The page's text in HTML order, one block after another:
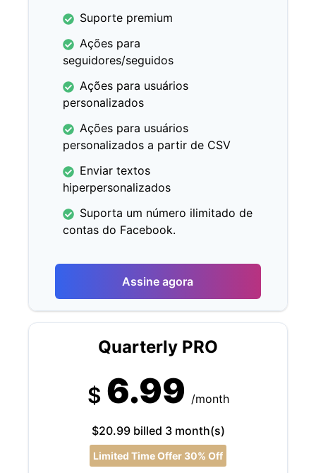
Suporte premium
Ações para
seguidores/seguidos
Ações para usuários
personalizados
Ações para usuários
personalizados a partir de CSV
Enviar textos
hiperpersonalizados
Suporta um número ilimitado de
contas do Facebook.
Assine agora
Quarterly PRO
$ 6.99 /month
$20.99 billed 3 month(s)
Limited Time Offer 30% Off